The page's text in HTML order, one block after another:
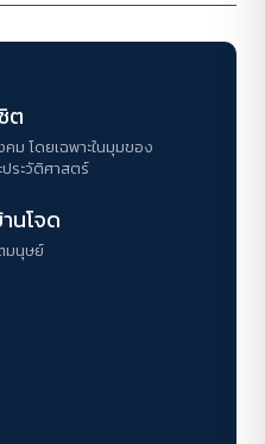
ต
ม โดยเฉพาะในมุมของ
ระวัติศาสตร์
นโจด
มนุษย์